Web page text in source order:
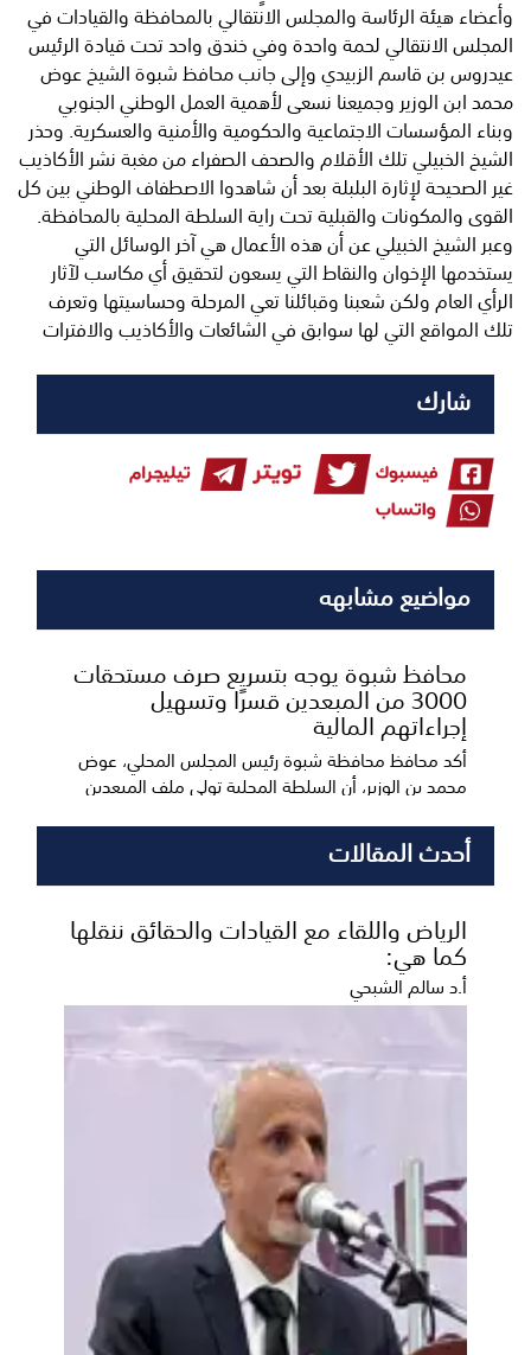
وأعضاء هيئة الرئاسة والمجلس الانتقالي بالمحافظة والقيادات في
المجلس الانتقالي لحمة واحدة وفي خندق واحد تحت قيادة الرئيس
عيدروس بن قاسم الزبيدي وإلى جانب محافظ شبوة الشيخ عوض
محمد ابن الوزير وجميعنا نسعى لأهمية العمل الوطني الجنوبي
وبناء المؤسسات الاجتماعية والحكومية والأمنية والعسكرية. وحذر
الشيخ الخبيلي تلك الأقلام والصحف الصفراء من مغبة نشر الأكاذيب
غير الصحيحة لإثارة البلبلة بعد أن شاهدوا الاصطفاف الوطني بين كل
القوى والمكونات والقبلية تحت راية السلطة المحلية بالمحافظة.
وعبر الشيخ الخبيلي عن أن هذه الأعمال هي آخر الوسائل التي
يستخدمها الإخوان والنقاط التي يسعون لتحقيق أي مكاسب لآثار
الرأي العام ولكن شعبنا وقبائلنا تعي المرحلة وحساسيتها وتعرف
تلك المواقع التي لها سوابق في الشائعات والأكاذيب والافترات
شارك
مواضيع مشابهه
محافظ شبوة يوجه بتسريع صرف مستحقات
3000 من المبعدين قسرًا وتسهيل
إجراءاتهم المالية
أكد محافظ محافظة شبوة رئيس المجلس المحلي، عوض
محمد بن الوزير، أن السلطة المحلية تولي ملف المبعدين
المحافظ بن الوزير يؤكد دعم السلطة
المحلية للمشاريع الخدمية والتنموية
أحدث المقالات
الرياض واللقاء مع القيادات والحقائق ننقلها
كما هي:
أ.د سالم الشبحي